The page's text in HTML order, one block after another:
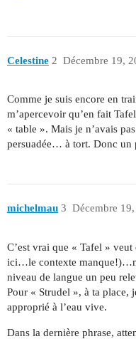
Celestine Décembre 19,
2
Comme je suis encore en
m’apercevoir qu’en fait
« table ». Mais je n’avais
persuadée… à tort. Donc un
michelmau Décembre
3
C’est vrai que « Tafel » veut
ici…le contexte
niveau de langue un peu
Pour « Strudel », à ta place,
approprié à l’eau vive.
Dans la dernière phrase,